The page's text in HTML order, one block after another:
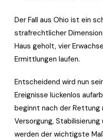
Der Fall aus Ohio ist ein
strafrechtlicher
Haus geholt, vier
Ermittlungen laufen.
Entscheidend wird nun
Ereignisse lückenlos
beginnt nach der Rettung
Versorgung,
werden der wichtigste